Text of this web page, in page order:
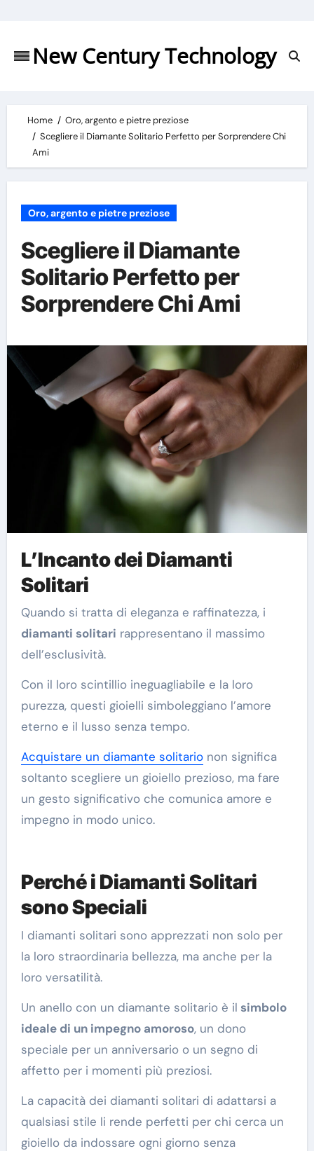
contentNew Century Technology
Home
Oro, argento e pietre preziose
Scegliere il Diamante Solitario Perfetto per Sorprendere Chi
Ami
Oro, argento e pietre preziose
Scegliere il Diamante
Solitario Perfetto per
Sorprendere Chi Ami
L’Incanto dei Diamanti
Solitari
Quando si tratta di eleganza e raffinatezza, i
diamanti solitari rappresentano il massimo
dell’esclusività.
Con il loro scintillio ineguagliabile e la loro
purezza, questi gioielli simboleggiano l’amore
eterno e il lusso senza tempo.
Acquistare un diamante solitarionon significa
soltanto scegliere un gioiello prezioso, ma fare
un gesto significativo che comunica amore e
impegno in modo unico.
Perché i Diamanti Solitari
sono Speciali
I diamanti solitari sono apprezzati non solo per
la loro straordinaria bellezza, ma anche per la
loro versatilità.
Un anello con un diamante solitario è il simbolo
ideale di un impegno amoroso, un dono
speciale per un anniversario o un segno di
affetto per i momenti più preziosi.
La capacità dei diamanti solitari di adattarsi a
qualsiasi stile li rende perfetti per chi cerca un
gioiello da indossare ogni giorno senza